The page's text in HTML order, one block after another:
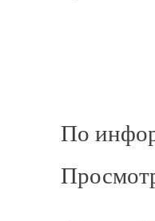
По